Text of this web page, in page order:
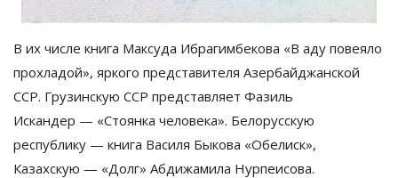
В их числе книга Максуда Ибрагимбекова «В аду повеяло
прохладой», яркого представителя Азербайджанской
ССР. Грузинскую ССР представляет Фазиль
Искандер — «Стоянка человека». Белорусскую
республику — книга Василя Быкова «Обелиск»,
Казахскую — «Долг» Абдижамила Нурпеисова.